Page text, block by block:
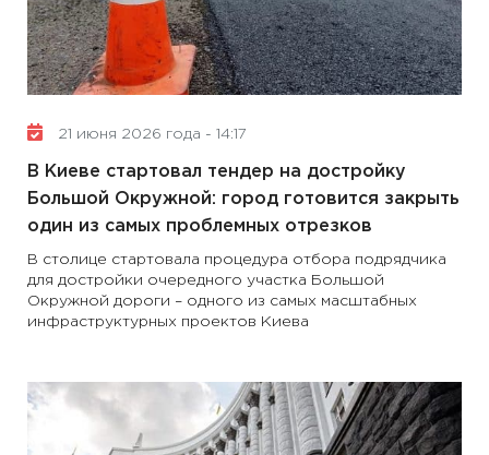
21 июня 2026 года - 14:17
В Киеве стартовал тендер на достройку
Большой Окружной: город готовится закрыть
один из самых проблемных отрезков
В столице стартовала процедура отбора подрядчика
для достройки очередного участка Большой
Окружной дороги – одного из самых масштабных
инфраструктурных проектов Киева